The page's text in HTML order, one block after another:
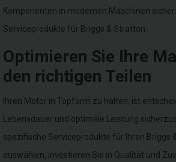
Komponenten in modernen Maschinen
Serviceprodukte für Briggs & Stratton.
Optimieren Sie Ihre
den richtigen Teilen
Ihren Motor in Topform zu halten, ist
Lebensdauer und optimale Leistung
spezifische Serviceprodukte für Ihren Briggs
auswählen, investieren Sie in Qualität und